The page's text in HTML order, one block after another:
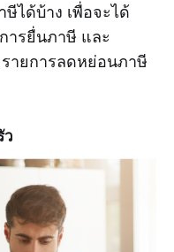
ได้บ้าง เพื่อจะได้
ารยื่นภาษี และ
ายการลดหย่อนภาษี
ว